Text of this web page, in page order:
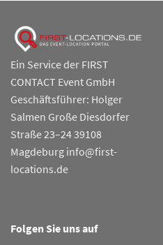
Ein Service der FIRST
CONTACT Event GmbH
Geschäftsführer: Holger
Salmen Große Diesdorfer
Straße 23–24 39108
Magdeburg info@first-
locations.de
Folgen Sie uns auf